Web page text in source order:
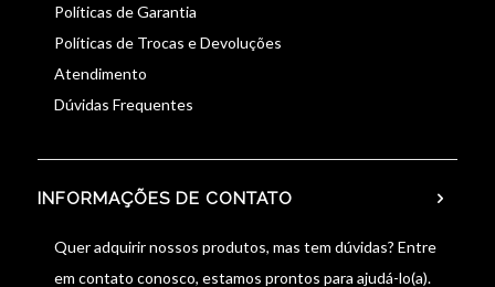
Políticas de Garantia
Políticas de Trocas e Devoluções
Atendimento
Dúvidas Frequentes
INFORMAÇÕES DE CONTATO
Quer adquirir nossos produtos, mas tem dúvidas? Entre
em contato conosco, estamos prontos para ajudá-lo(a).